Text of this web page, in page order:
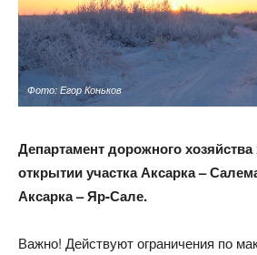
Фото: Егор Коньков
Департамент дорожного
открытии участка Аксарка –
Аксарка – Яр-Сале.
Важно! Действуют ограничения по